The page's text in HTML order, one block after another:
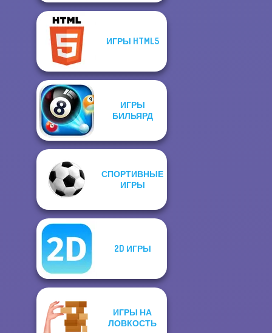
ИГРЫ HTML5
ИГРЫ
БИЛЬЯРД
СПОРТИВНЫЕ
ИГРЫ
2D ИГРЫ
ИГРЫ НА
ЛОВКОСТЬ